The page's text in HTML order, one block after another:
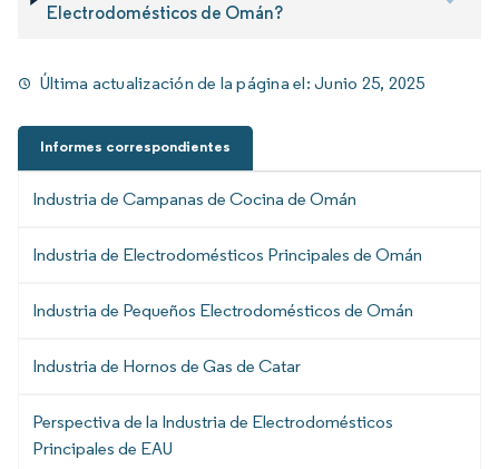
Electrodomésticos de Omán?
Última actualización de la página el:Junio 25, 2025
Informes correspondientes
Industria de Campanas de Cocina de Omán
Industria de Electrodomésticos Principales de Omán
Industria de Pequeños Electrodomésticos de Omán
Industria de Hornos de Gas de Catar
Perspectiva de la Industria de Electrodomésticos
Principales de EAU